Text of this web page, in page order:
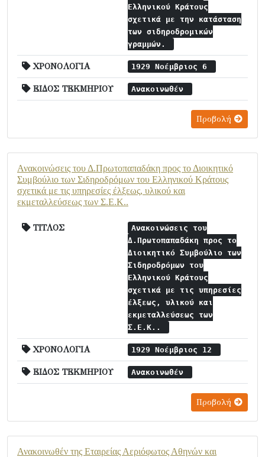
Ελληνικού Κράτους
σχετικά με την κατάσταση
των σιδηροδρομικών
γραμμών.
ΧΡΟΝΟΛΟΓΙΑ 1929 Νοέμβριος 6
ΕΙΔΟΣ ΤΕΚΜΗΡΙΟΥ Ανακοινωθέν
Προβολή
Ανακοινώσεις του Δ.Πρωτοπαπαδάκη προς το Διοικητικό
Συμβούλιο των Σιδηροδρόμων του Ελληνικού Κράτους
σχετικά με τις υπηρεσίες έλξεως, υλικού και
εκμεταλλεύσεως των Σ.Ε.Κ..
ΤΙΤΛΟΣ
Ανακοινώσεις του
Δ.Πρωτοπαπαδάκη προς το
Διοικητικό Συμβούλιο των
Σιδηροδρόμων του
Ελληνικού Κράτους
σχετικά με τις υπηρεσίες
έλξεως, υλικού και
εκμεταλλεύσεως των
Σ.Ε.Κ..
ΧΡΟΝΟΛΟΓΙΑ 1929 Νοέμβριος 12
ΕΙΔΟΣ ΤΕΚΜΗΡΙΟΥ Ανακοινωθέν
Προβολή
Ανακοινωθέν της Εταιρείας Αεριόφωτος Αθηνών και